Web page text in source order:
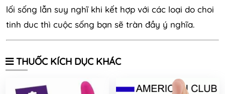
lối sống lẫn suy nghĩ khi kết hợp với các loại do choi
tinh duc thì cuộc sống bạn sẽ tràn đầy ý nghĩa.
THUỐC KÍCH DỤC KHÁC